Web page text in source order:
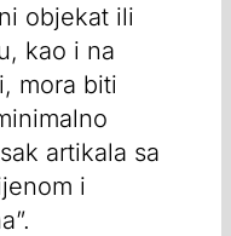
objekat ili
kao i na
mora biti
artikala sa
i